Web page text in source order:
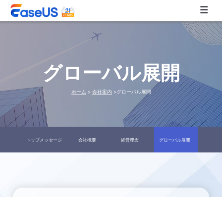
グローバル展開
ホーム > 会社案内 >グローバル展開
トップメッセージ 会社概要 経営理念 グローバル展開